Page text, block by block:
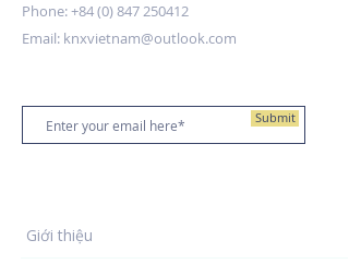
Phone:+84 (0) 847 250412
Email: knxvietnam@outlook.com
Submit
Giới thiệu